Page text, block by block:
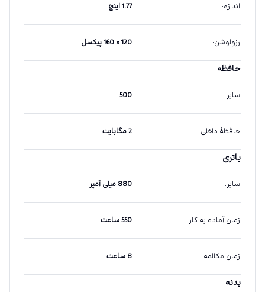
اندازه: 1.77 اینچ
رزولوشن: 120 × 160 پیکسل
حافظه
سایر:
500
حافظهٔ داخلی: 2 مگابایت
باتری
سایر: 880 میلی آمپر
زمان آماده به کار: 550 ساعت
زمان مکالمه: 8 ساعت
بدنه